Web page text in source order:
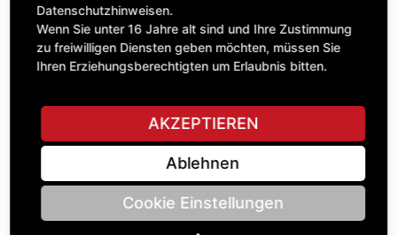
IN DEN WARENKORB
Datenschutzhinweisen.
Wenn Sie unter 16 Jahre alt sind und Ihre Zustimmung
zu freiwilligen Diensten geben möchten, müssen Sie
Ihren Erziehungsberechtigten um Erlaubnis bitten.
AKZEPTIEREN
Ablehnen
Cookie Einstellungen